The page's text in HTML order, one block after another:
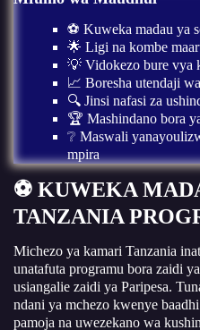
⚽ Kuweka madau ya
🌟 Ligi na kombe
💡 Vidokezo bure vya
📈 Boresha utendaji
🔍 Jinsi nafasi za
🏆 Mashindano bora
❔ Maswali
mpira
⚽ KUWEKA
TANZANIA
Michezo ya kamari Tanzania
unatafuta programu bora zaidi
usiangalie zaidi ya Paripesa.
ndani ya mchezo kwenye
pamoja na uwezekano wa